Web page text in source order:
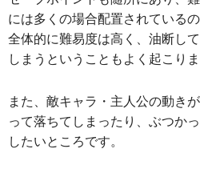
には多くの場合配置されている
全体的に難易度は高く、油断し
しまうということもよく起こりま
また、敵キャラ・主人公の動き
って落ちてしまったり、ぶつか
したいところです。